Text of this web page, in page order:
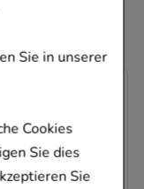
Sie in unserer
Cookies
Sie dies
Sie